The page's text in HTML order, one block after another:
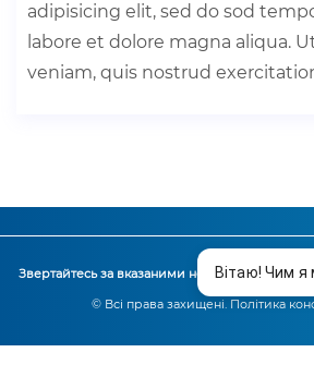
adipisicing elit, sed do sod
labore et dolore magna aliqua.
veniam, quis nostrud
Звертайтесь за вказаними номерами: 097-225-
© Всі права захищені. Політика